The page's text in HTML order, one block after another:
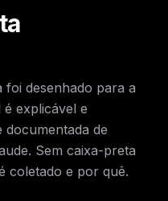
foi desenhado para a
é explicável e
de
Sem caixa-preta
coletado e por quê.